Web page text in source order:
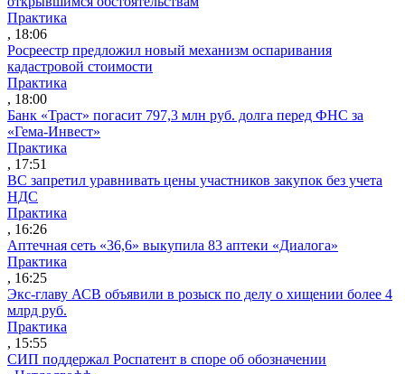
Практика
, 18:06
Росреестр предложил новый механизм оспаривания
кадастровой стоимости
Практика
, 18:00
Банк «Траст» погасит 797,3 млн руб. долга перед ФНС за
«Гема-Инвест»
Практика
, 17:51
ВС запретил уравнивать цены участников закупок без учета
НДС
Практика
, 16:26
Аптечная сеть «36,6» выкупила 83 аптеки «Диалога»
Практика
, 16:25
Экс-главу АСВ объявили в розыск по делу о хищении более 4
млрд руб.
Практика
, 15:55
СИП поддержал Роспатент в споре об обозначении